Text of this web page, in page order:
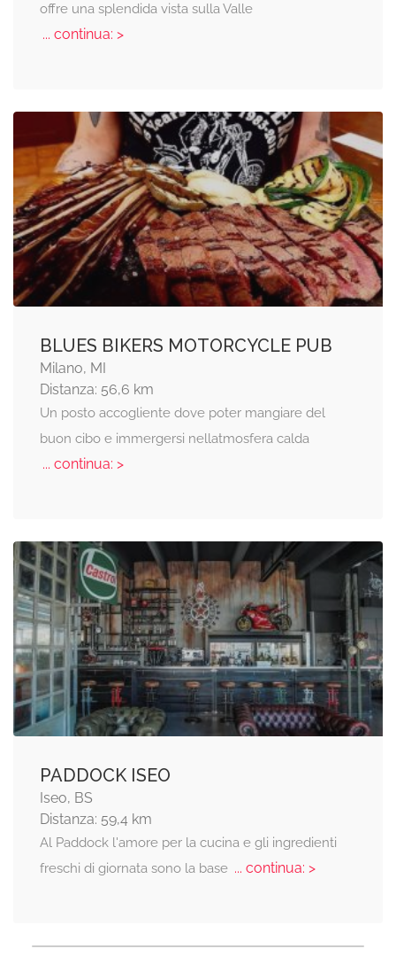
offre una splendida vista sulla Valle
... continua: >
BLUES BIKERS MOTORCYCLE PUB
Milano, MI
Distanza: 56,6 km
Un posto accogliente dove poter mangiare del
buon cibo e immergersi nellatmosfera calda
... continua: >
PADDOCK ISEO
Iseo, BS
Distanza: 59,4 km
Al Paddock l'amore per la cucina e gli ingredienti
freschi di giornata sono la base... continua: >